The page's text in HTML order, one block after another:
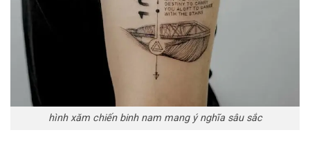
hình xăm chiến binh nam mang ý nghĩa sâu sắc